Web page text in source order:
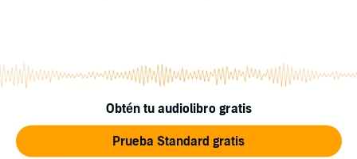
Obtén tu audiolibro gratis
Prueba Standard gratis